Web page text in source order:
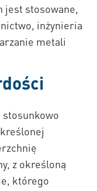
jest stosowane,
inżynieria
metali
stosunkowo
z określoną
którego